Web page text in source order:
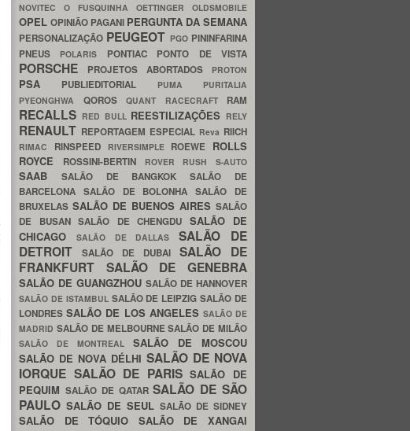
NOVITEC O FUSQUINHA OETTINGER OLDSMOBILE
OPEL OPINIÃO PAGANI PERGUNTA DA SEMANA
PERSONALIZAÇÃO PEUGEOT PGO PININFARINA
PNEUS
POLARIS PONTIAC PONTO DE VISTA
PORSCHE PROJETOS ABORTADOS PROTON
PSA PUBLIEDITORIAL PUMA PURITALIA
PYEONGHWA QOROS QUANT RACECRAFT RAM
RECALLS RED BULL REESTILIZAÇÕES RELY
RENAULT REPORTAGEM ESPECIAL Reva RIICH
RIMAC RINSPEED RIVERSIMPLE ROEWE ROLLS
ROYCE
ROSSINI-BERTIN ROVER RUSH S-AUTO
SAAB SALÃO DE BANGKOKSALÃO DE
BARCELONA SALÃO DE BOLONHASALÃO DE
BRUXELAS SALÃO DE BUENOS AIRES SALÃO
DE BUSAN SALÃO DE CHENGDU SALÃO DE
CHICAGO
SALÃO DE DALLASSALÃO DE
DETROIT
SALÃO DE DUBAI SALÃO DE
FRANKFURT SALÃO DE GENEBRA
SALÃO DE GUANGZHOU SALÃO DE HANNOVER
SALÃO DE ISTAMBUL SALÃO DE LEIPZIGSALÃO DE
LONDRESSALÃO DE LOS ANGELES SALÃO DE
MADRID SALÃO DE MELBOURNESALÃO DE MILÃO
SALÃO DE MONTREAL SALÃO DE MOSCOU
SALÃO DE NOVA DÉLHI SALÃO DE NOVA
IORQUE SALÃO DE PARISSALÃO DE
PEQUIM SALÃO DE QATARSALÃO DE SÃO
PAULO SALÃO DE SEUL SALÃO DE SIDNEY
SALÃO DE TÓQUIO SALÃO DE XANGAI